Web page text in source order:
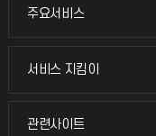
주요서비스
주요서비스
교무회의방송
서비스 지킴이
서비스 지킴이
묻고 답하기
관련사이트
관련사이트